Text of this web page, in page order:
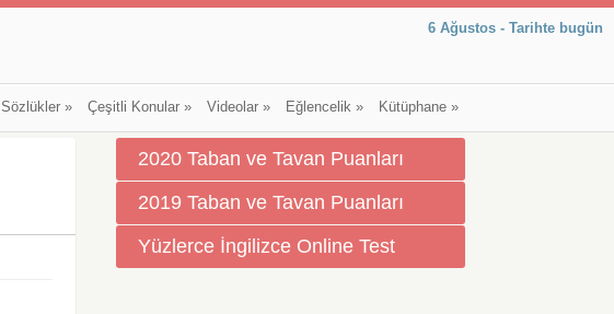
6 Ağustos - Tarihte bugün
Sözlükler» Çeşitli Konular» Videolar» Eğlencelik» Kütüphane»
2020 Taban ve Tavan Puanları
2019 Taban ve Tavan Puanları
Yüzlerce İngilizce Online Test